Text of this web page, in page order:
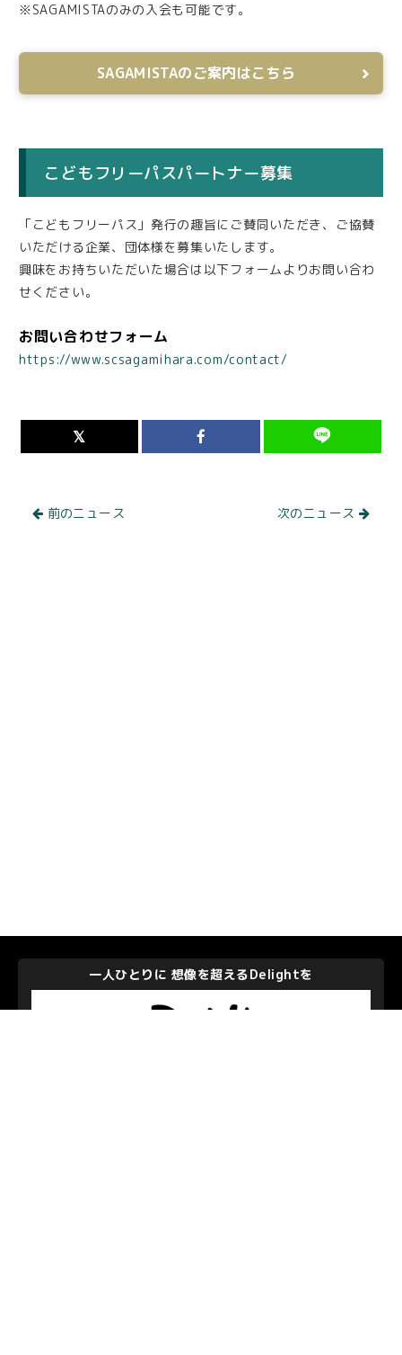
※SAGAMISTAのみの入会も可能です。
SAGAMISTAのご案内はこちら
こどもフリーパスパートナー募集
「こどもフリーパス」発行の趣旨にご賛同いただき、ご協賛
いただける企業、団体様を募集いたします。
興味をお持ちいただいた場合は以下フォームよりお問い合わ
せください。
お問い合わせフォーム
https://www.scsagamihara.com/contact/
前のニュース 次のニュース
一人ひとりに 想像を超えるDelightを